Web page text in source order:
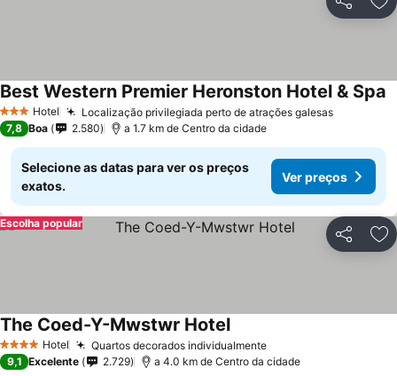
Partilhar
3 EstrelasHotel Localização privilegiada perto de atrações galesasVer
Best Western Premier Heronston Hotel & Spa
7,8 Boa 2.580 a 1.7 km de Centro da cidade
Selecione as datas para ver os preços
exatos.
Ver preços
Partilhar
Escolha popular
4 EstrelasHotel Quartos decorados individualmenteVer preços
The Coed-Y-Mwstwr HotelVer preços
9,1 Excelente 2.729 a 4.0 km de Centro da cidade